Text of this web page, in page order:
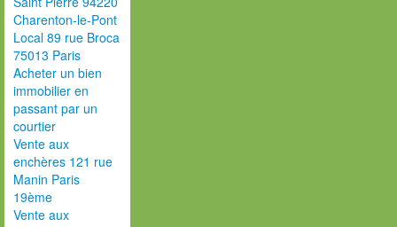
Charenton-le-Pont
Local 89 rue Broca
75013 Paris
Acheter un bien
immobilier en
passant par un
courtier
Vente aux
enchères 121 rue
Manin Paris
19ème
Vente aux